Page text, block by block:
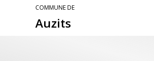
COMMUNE DE
Auzits